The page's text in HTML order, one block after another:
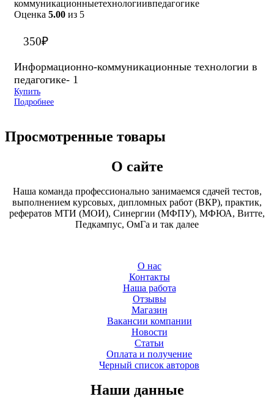
Оценка 5.00 из 5
350₽
Информационно-коммуникационные технологии в
педагогике- 1
Купить
Подробнее
Просмотренные товары
О сайте
Наша команда профессионально занимаемся сдачей тестов,
выполнением курсовых, дипломных работ (ВКР), практик,
рефератов МТИ (МОИ), Синергии (МФПУ), МФЮА, Витте,
Педкампус, ОмГа и так далее
О нас
Контакты
Наша работа
Отзывы
Магазин
Вакансии компании
Новости
Статьи
Оплата и получение
Черный список авторов
Наши данные